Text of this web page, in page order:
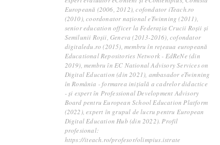
Europeană (2006, 2012), cofondator iTeach.ro
(2010), coordonator național eTwinning (2011),
senior education officer la Federația Crucii Roșii și
Semilunii Roșii, Geneva (2013-2016), cofondator
digitaledu.ro (2015), membru în rețeaua europeană
Educational Repositories Network - EdReNe (din
2019), membru în EC National Advisory Services on
Digital Education (din 2021), ambasador eTwinning
în România - formarea inițială a cadrelor didactice
- și expert în Professional Development Advisory
Board pentru European School Education Platform
(2022), expert în grupul de lucru pentru European
Digital Education Hub (din 2022). Profil
profesional:
https://iteach.ro/profesor/olimpius.istrate